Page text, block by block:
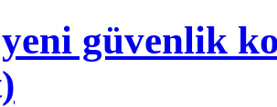
güvenlik